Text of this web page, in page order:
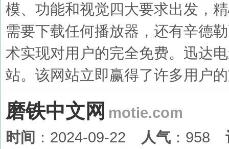
模、功能和视觉四大要求出发，
需要下载任何播放器，还有辛德
术实现对用户的完全免费。迅达
站。该网站立即赢得了许多用户
磨铁中文网 motie.com
时间 ：2024-09-22 人气 ：958